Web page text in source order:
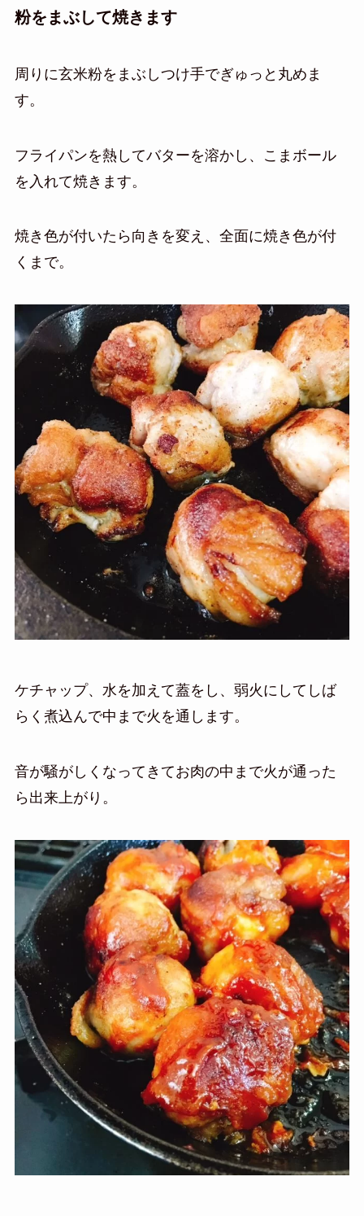
粉をまぶして焼きます
周りに玄米粉をまぶしつけ手でぎゅっと丸めま
す。
フライパンを熱してバターを溶かし、こまボール
を入れて焼きます。
焼き色が付いたら向きを変え、全面に焼き色が付
くまで。
ケチャップ、水を加えて蓋をし、弱火にしてしば
らく煮込んで中まで火を通します。
音が騒がしくなってきてお肉の中まで火が通った
ら出来上がり。